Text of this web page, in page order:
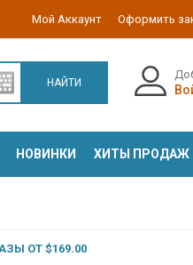
Мой Аккаунт Оформить
НАЙТИ
НОВИНКИ ХИТЫ ПРОДАЖ
ОТ $169.00